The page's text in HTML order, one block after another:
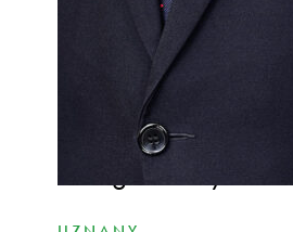
WYSPECJALIZOWANY
Posiada
Niemczech
prawny), co
jurysdykcjach przy